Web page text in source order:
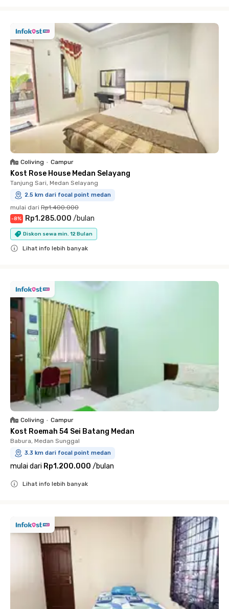
Coliving • Campur
Kost Rose House Medan Selayang
Tanjung Sari, Medan Selayang
2.5 km dari focal point medan
mulai dari Rp1.400.000
-8% Rp1.285.000 /bulan
Diskon sewa min. 12 Bulan
Lihat info lebih banyak
Coliving • Campur
Kost Roemah 54 Sei Batang Medan
Babura, Medan Sunggal
3.3 km dari focal point medan
mulai dari Rp1.200.000 /bulan
Lihat info lebih banyak